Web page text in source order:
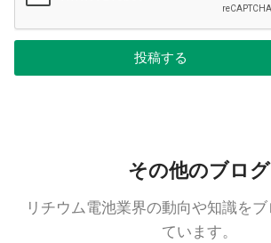
投稿する
その他のブログ
リチウム電池業界の動向や知識を
ています。